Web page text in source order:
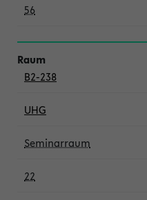
56
B2-238
UHG
Seminarraum
22